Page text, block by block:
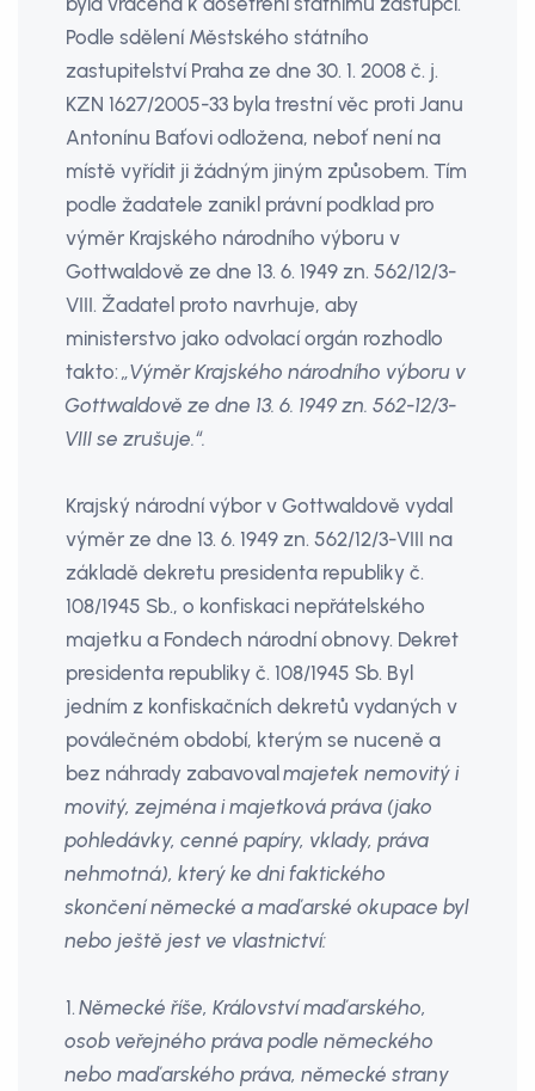
Podle sdělení Městského státního
zastupitelství Praha ze dne 30. 1. 2008 č. j.
KZN 1627/2005-33 byla trestní věc proti Janu
Antonínu Baťovi odložena, neboť není na
místě vyřídit ji žádným jiným způsobem. Tím
podle žadatele zanikl právní podklad pro
výměr Krajského národního výboru v
Gottwaldově ze dne 13. 6. 1949 zn. 562/12/3-
VIII. Žadatel proto navrhuje, aby
ministerstvo jako odvolací orgán rozhodlo
takto:„Výměr Krajského národního výboru v
Gottwaldově ze dne 13. 6. 1949 zn. 562-12/3-
VIII se zrušuje.“.
Krajský národní výbor v Gottwaldově vydal
výměr ze dne 13. 6. 1949 zn. 562/12/3-VIII na
základě dekretu presidenta republiky č.
108/1945 Sb., o konfiskaci nepřátelského
majetku a Fondech národní obnovy. Dekret
presidenta republiky č. 108/1945 Sb. Byl
jedním z konfiskačních dekretů vydaných v
poválečném období, kterým se nuceně a
bez náhrady zabavovalmajetek nemovitý i
movitý, zejména i majetková práva (jako
pohledávky, cenné papíry, vklady, práva
nehmotná), který ke dni faktického
skončení německé a maďarské okupace byl
nebo ještě jest ve vlastnictví:
1.Německé říše, Království maďarského,
osob veřejného práva podle německého
nebo maďarského práva, německé strany